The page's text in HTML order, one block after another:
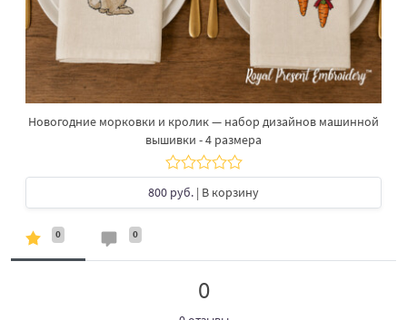
Новогодние морковки и кролик — набор дизайнов машинной
вышивки - 4 размера
800 руб. | В корзину
0 0
0